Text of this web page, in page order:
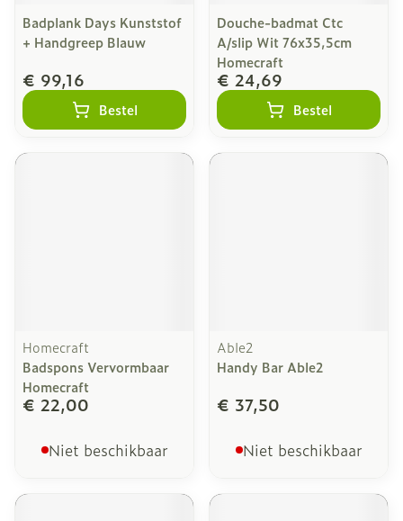
Badplank Days Kunststof
+ Handgreep Blauw
€ 99,16
Bestel
Douche-badmat Ctc
A/slip Wit 76x35,5cm
Homecraft
€ 24,69
Bestel
Homecraft
Badspons Vervormbaar
Homecraft
€ 22,00
Niet beschikbaar
Able2
Handy Bar Able2
€ 37,50
Niet beschikbaar